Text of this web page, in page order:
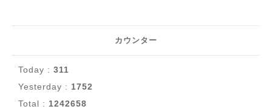
カウンター
Today : 311
Yesterday : 1752
Total : 1242658